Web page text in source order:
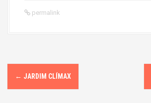
permalink
P
o
← JARDIM CLÍMAX